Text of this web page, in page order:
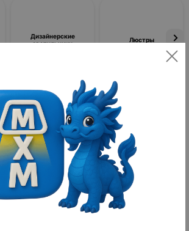
Дизайнерские
светильники
Люстры
По популярности
светильники MAI HE MAI
— это специализированные